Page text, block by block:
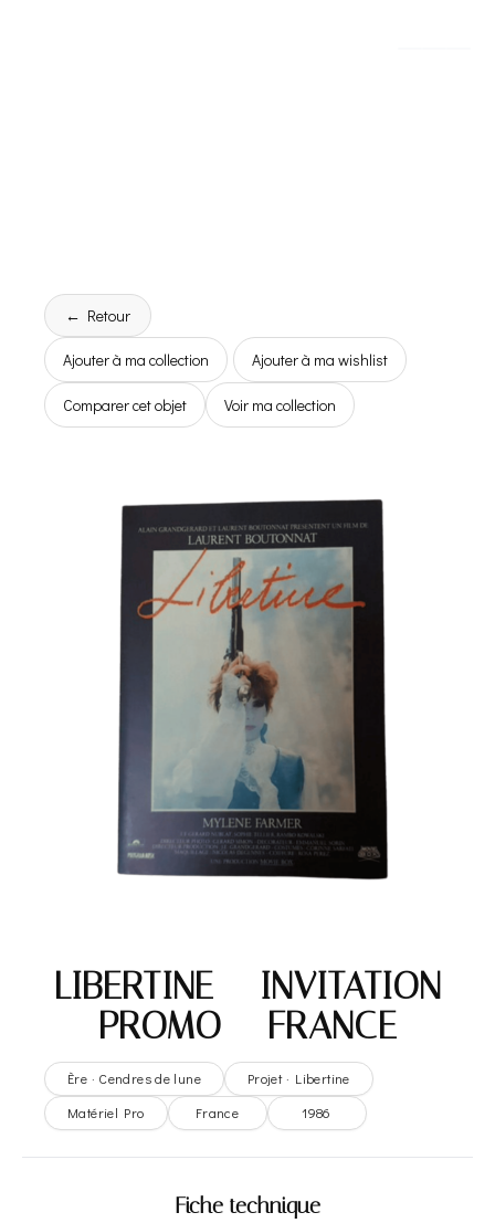
← Retour
Ajouter à ma collection Ajouter à ma wishlist
Comparer cet objet Voir ma collection
LIBERTINE – INVITATION
PROMO – FRANCE
Ère · Cendres de lune
Projet · Libertine
Matériel Pro
France 1986
Fiche technique